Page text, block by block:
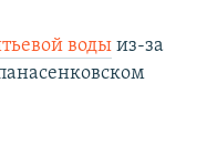
воды из-за